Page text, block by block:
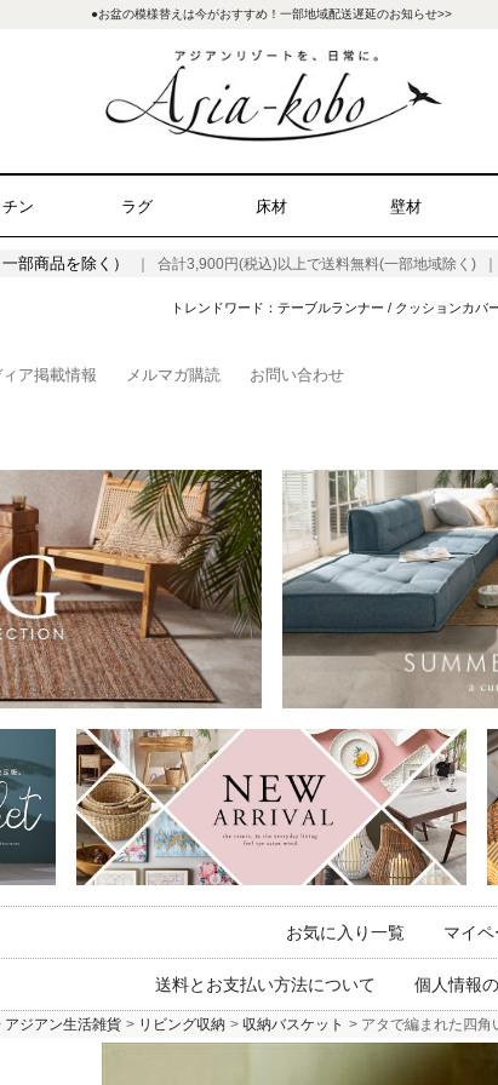
●お盆の模様替えは今がおすすめ！一部地域配送遅延のお知らせ>>
ン ラグ 床材 壁材
部商品を除く） ｜ 合計3,900円(税込)以上で送料無料(一部地域除く) ｜
トレンドワード： テーブルランナー / クッションカバ
ア掲載情報 メルマガ購読 お問い合わせ
お気に入り一覧 マイペ
送料とお支払い方法について 個人情報
アジアン生活雑貨 リビング収納 収納バスケット アタで編まれた四角